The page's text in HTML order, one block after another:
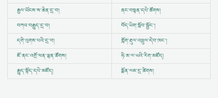
རྒྱལ་ཡོངས་ས་ཆེན་དྲ་བ།
ནང་བསྟན་དཔེ་ཚོགས།
བཀའ་བརྒྱུད་དྲ་བ།
བོད་ཡིག་སློབ་སྦྱོང་།
དགེ་ལུགས་པའི་དྲ་བ།
གློག་རྡུལ་འཕྲུལ་དེབ་ཁང་།
ཇོ་ནང་འགྲོ་ཕན་ལྷན་ཚོགས།
ཧི་མ་ལ་ཡའི་རིག་མཛོད།
རྒྱུད་སྟོད་དཔེ་མཛོད།
སྨོན་ལམ་དྲ་ཚིགས།